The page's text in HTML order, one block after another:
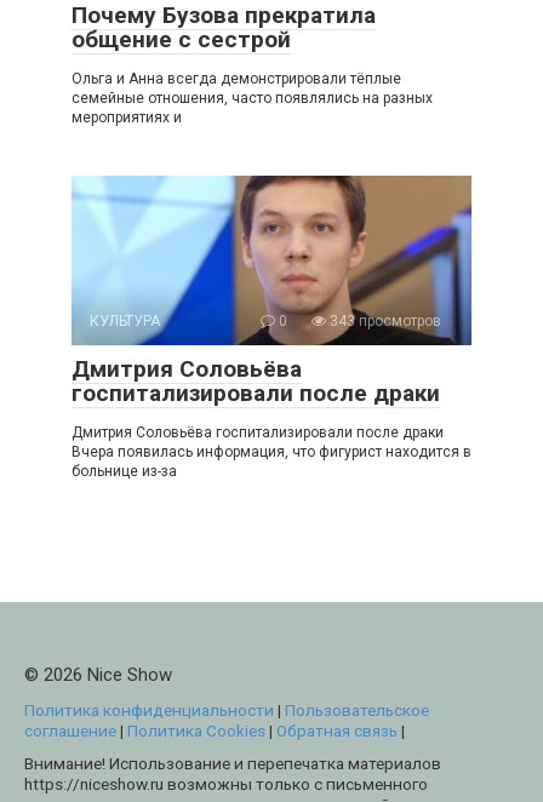
Почему Бузова прекратила
общение с сестрой
Ольга и Анна всегда демонстрировали тёплые
семейные отношения, часто появлялись на разных
мероприятиях и
КУЛЬТУРА 0 343 просмотров
Дмитрия Соловьёва
госпитализировали после драки
Дмитрия Соловьёва госпитализировали после драки
Вчера появилась информация, что фигурист находится в
больнице из-за
© 2026 Nice Show
Политика конфиденциальности | Пользовательское
соглашение| Политика Cookies| Обратная связь |
Внимание! Использование и перепечатка материалов
https://niceshow.ru возможны только с письменного